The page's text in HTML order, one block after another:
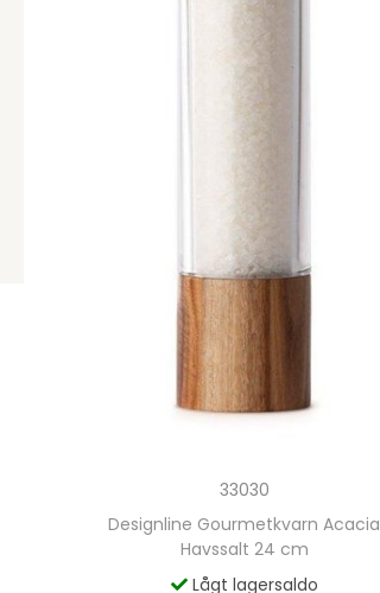
33030
Designline Gourmetkvarn Acacia
Havssalt 24 cm
Lågt lagersaldo